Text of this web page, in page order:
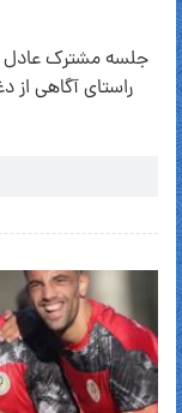
جلسه مشترک عادل
راستای آگاهی از